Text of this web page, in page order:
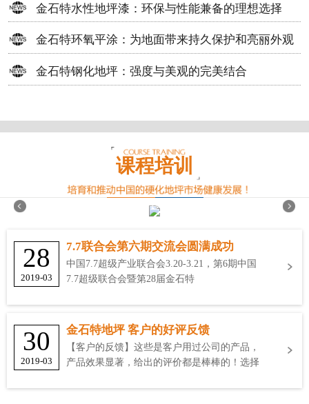
金石特水性地坪漆：环保与性能兼备的理想选择
金石特环氧平涂：为地面带来持久保护和亮丽外观
金石特钢化地坪：强度与美观的完美结合
课程培训
28
2019-03
7.7联合会第六期交流会圆满成功
中国7.7超级产业联合会3.20-3.21，第6期中国
7.7超级联合会暨第28届金石特
30
2019-03
金石特地坪 客户的好评反馈
【客户的反馈】这些是客户用过公司的产品，
产品效果显著，给出的评价都是棒棒的！选择